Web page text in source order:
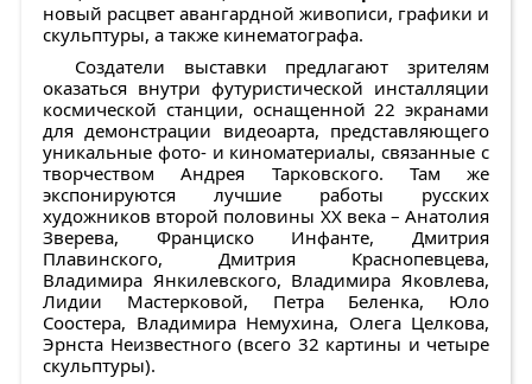
новый расцвет авангардной живописи, графики и
скульптуры, а также кинематографа.
Создатели выставки предлагают зрителям
оказаться внутри футуристической инсталляции
космической станции, оснащенной 22 экранами
для демонстрации видеоарта, представляющего
уникальные фото- и киноматериалы, связанные с
творчеством Андрея Тарковского. Там же
экспонируются лучшие работы русских
художников второй половины ХХ века – Анатолия
Зверева, Франциско Инфанте, Дмитрия
Плавинского, Дмитрия Краснопевцева,
Владимира Янкилевского, Владимира Яковлева,
Лидии Мастерковой, Петра Беленка, Юло
Соостера, Владимира Немухина, Олега Целкова,
Эрнста Неизвестного (всего 32 картины и четыре
скульптуры).